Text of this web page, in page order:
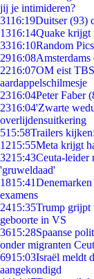
jij je intimideren?
3116:19Duitser (93)
1316:14Quake krijgt
3316:10Random
2916:08
2216:07OM eist
aardappelschilmesje
2316:04Peter Faber
2316:04'Zwarte
overlijdensuitkering
515:58Trailers
1215:55Meta krijgt
3215:43Ceuta-leider
'gruweldaad'
1815:41
examens
2415:35Trump grijpt
geboorte in VS
3615:28Spaanse
onder migranten
6915:03Israël meldt
aangekondigd